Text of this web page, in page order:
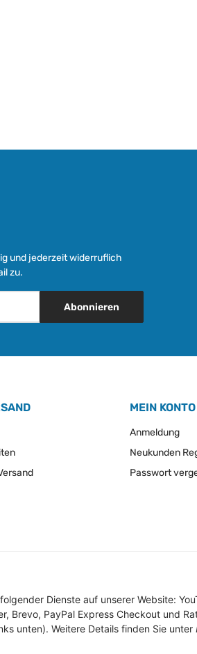
Dienste auf unserer Website:
Brevo, PayPal Express Checkout und
unten). Weitere Details finden Sie unter
und jederzeit widerruflich
zu.
Abonnieren
MEIN KONTO
Anmeldung
Neukunden
Passwort